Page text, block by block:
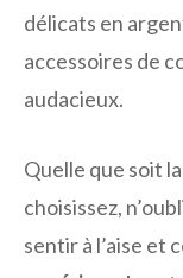
délicats en
accessoires de
audacieux.
Quelle que soit
choisissez,
sentir à l’aise et